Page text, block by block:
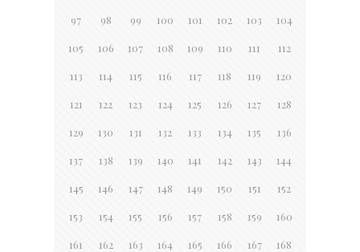
97 98 99 100 101 102 103 104
105 106 107 108 109 110 111 112
113 114 115 116 117 118 119 120
121 122 123 124 125 126 127 128
129 130 131 132 133 134 135 136
137 138 139 140 141 142 143 144
145 146 147 148 149 150 151 152
153 154 155 156 157 158 159 160
161 162 163 164 165 166 167 168